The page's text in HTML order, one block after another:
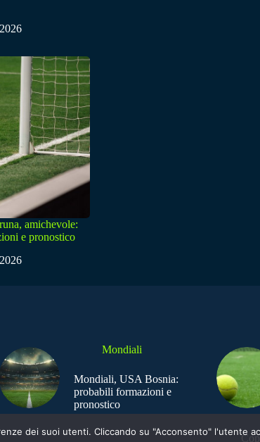
amichevole:
e pronostico
Mondiali
Mondiali, USA Bosnia:
probabili formazioni e
pronostico
dei suoi utenti. Cliccando su "Acconsento" l'utente